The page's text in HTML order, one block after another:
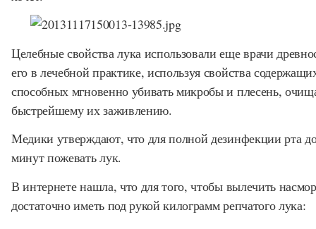
Целебные свойства лука использовали еще врачи
его в лечебной практике, используя свойства
способных мгновенно убивать микробы и плесень,
быстрейшему их заживлению.
Медики утверждают, что для полной дезинфекции рта
минут пожевать лук.
В интернете нашла, что для того, чтобы вылечить
достаточно иметь под рукой килограмм репчатого лука: